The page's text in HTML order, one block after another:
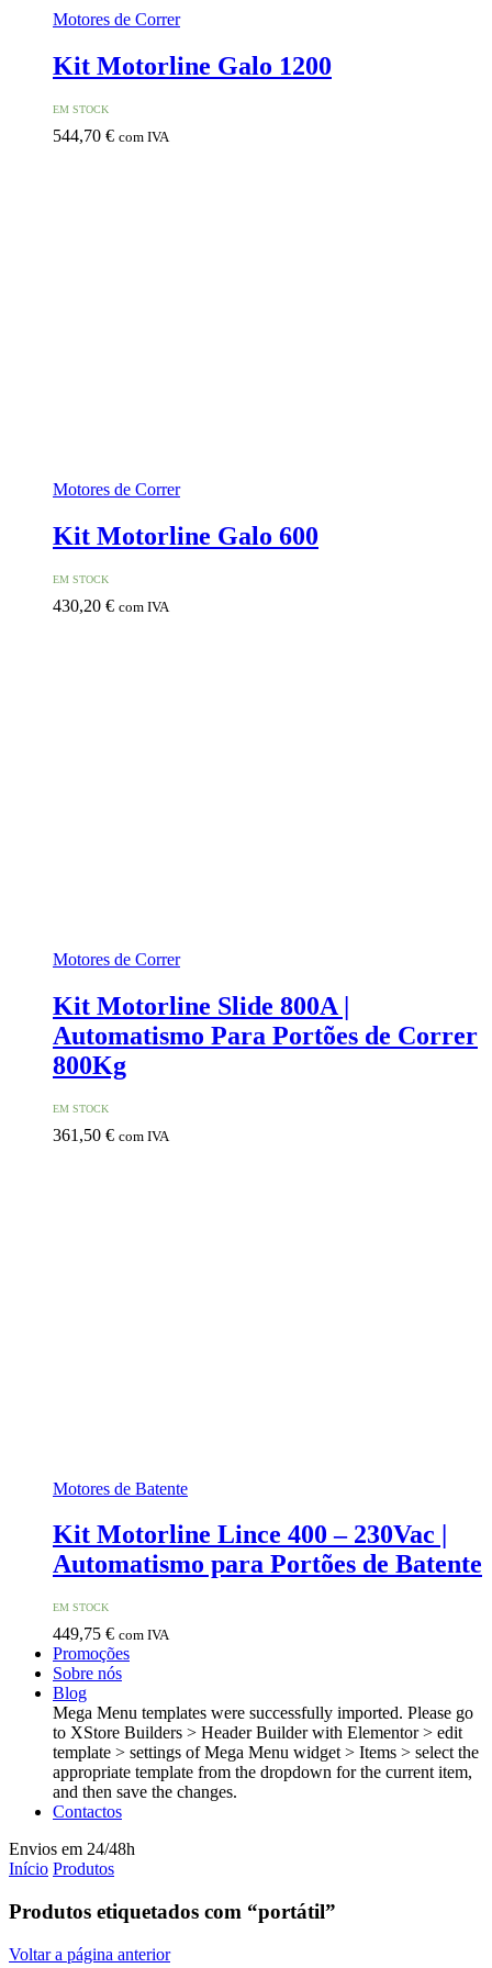
Motores de Correr
Kit Motorline Galo 1200
EM STOCK
544,70 € com IVA
Motores de Correr
Kit Motorline Galo 600
EM STOCK
430,20 € com IVA
Motores de Correr
Kit Motorline Slide 800A |
Automatismo Para Portões de Correr
800Kg
EM STOCK
361,50 € com IVA
Motores de Batente
Kit Motorline Lince 400 – 230Vac |
Automatismo para Portões de Batente
EM STOCK
449,75 € com IVA
Promoções
Sobre nós
Blog
Mega Menu templates were successfully imported. Please go
to XStore Builders > Header Builder with Elementor > edit
template > settings of Mega Menu widget > Items > select the
appropriate template from the dropdown for the current item,
and then save the changes.
Contactos
Envios em 24/48h
Início Produtos
Produtos etiquetados com “portátil”
Voltar a página anterior